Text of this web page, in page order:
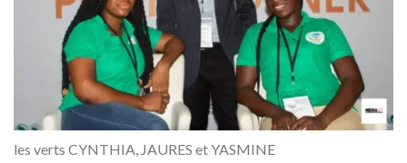
les verts CYNTHIA, JAURES et YASMINE